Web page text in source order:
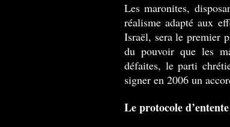
Les maronites,
réalisme adapté aux
Israël, sera le premier
du pouvoir que les
défaites, le parti
signer en 2006 un
Le protocole